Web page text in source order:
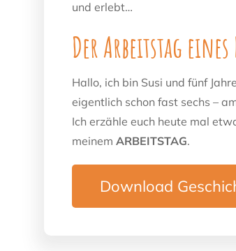
und erlebt…
Der Arbeitstag
Hallo, ich bin Susi und fünf
eigentlich schon fast sechs –
Ich erzähle euch heute mal
meinemARBEITSTAG.
Download